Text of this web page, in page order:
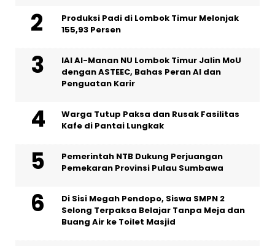
Produksi Padi di Lombok Timur Melonjak
155,93 Persen
IAI Al-Manan NU Lombok Timur Jalin MoU
dengan ASTEEC, Bahas Peran AI dan
Penguatan Karir
Warga Tutup Paksa dan Rusak Fasilitas
Kafe di Pantai Lungkak
Pemerintah NTB Dukung Perjuangan
Pemekaran Provinsi Pulau Sumbawa
Di Sisi Megah Pendopo, Siswa SMPN 2
Selong Terpaksa Belajar Tanpa Meja dan
Buang Air ke Toilet Masjid